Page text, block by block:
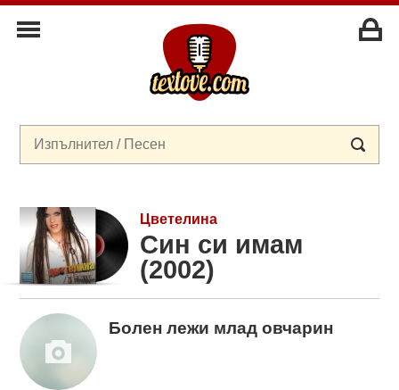
Цветелина
Син си имам
(2002)
Болен лежи млад овчарин